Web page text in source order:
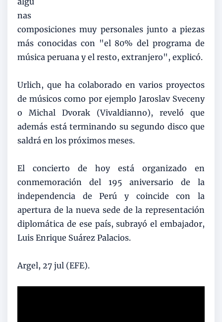
nas
composiciones muy personales junto a piezas
más conocidas con "el 80% del programa de
música peruana y el resto, extranjero", explicó.
Urlich, que ha colaborado en varios proyectos
de músicos como por ejemplo Jaroslav Sveceny
o Michal Dvorak (Vivaldianno), reveló que
además está terminando su segundo disco que
saldrá en los próximos meses.
El concierto de hoy está organizado en
conmemoración del 195 aniversario de la
independencia de Perú y coincide con la
apertura de la nueva sede de la representación
diplomática de ese país, subrayó el embajador,
Luis Enrique Suárez Palacios.
Argel, 27 jul (EFE).